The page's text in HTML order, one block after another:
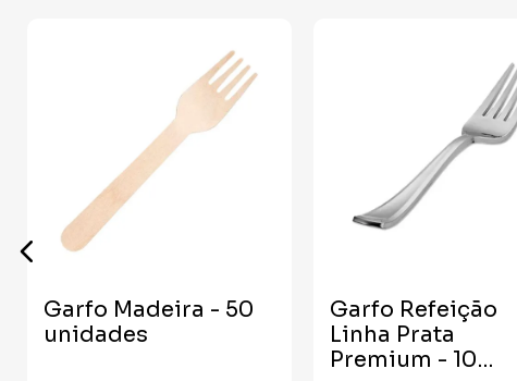
Garfo Madeira - 50
unidades
Garfo Refeição
Linha Prata
Premium - 10